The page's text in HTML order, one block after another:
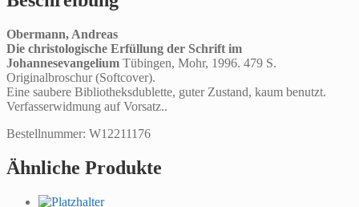
Obermann, Andreas
Die christologische Erfüllung der Schrift im
Johannesevangelium Tübingen, Mohr, 1996. 479 S.
Originalbroschur (Softcover).
Eine saubere Bibliotheksdublette, guter Zustand, kaum benutzt.
Verfasserwidmung auf Vorsatz..
Bestellnummer: W12211176
Ähnliche Produkte